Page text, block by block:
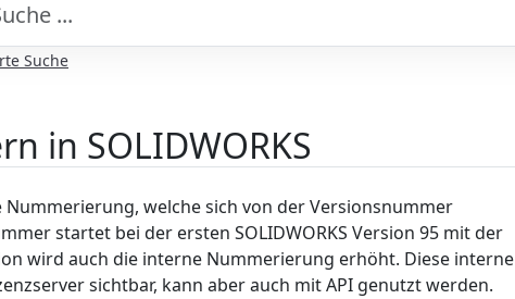
Suche
in SOLIDWORKS
Nummerierung, welche sich von der Versionsnummer
startet bei der ersten SOLIDWORKS Version 95 mit der
wird auch die interne Nummerierung erhöht. Diese interne
sichtbar, kann aber auch mit API genutzt werden.